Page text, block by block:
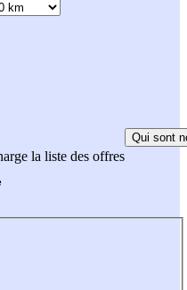
la liste des offres
Qui sont